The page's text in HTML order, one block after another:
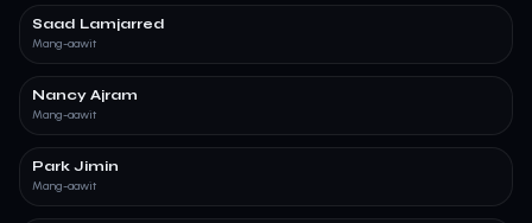
Saad Lamjarred
Mang-aawit
Nancy Ajram
Mang-aawit
Park Jimin
Mang-aawit